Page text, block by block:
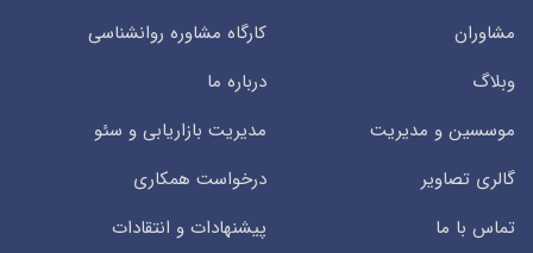
مشاوران
کارگاه مشاوره روانشناسی
وبلاگ
درباره ما
موسسین و مدیریت
مدیریت بازاریابی و سئو
گالری تصاویر
درخواست همکاری
تماس با ما
پیشنهادات و انتقادات